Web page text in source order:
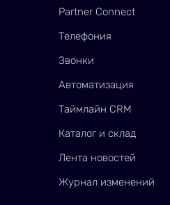
Partner Connect
Телефония
Звонки
Автоматизация
Таймлайн CRM
Каталог и склад
Лента новостей
Журнал изменений